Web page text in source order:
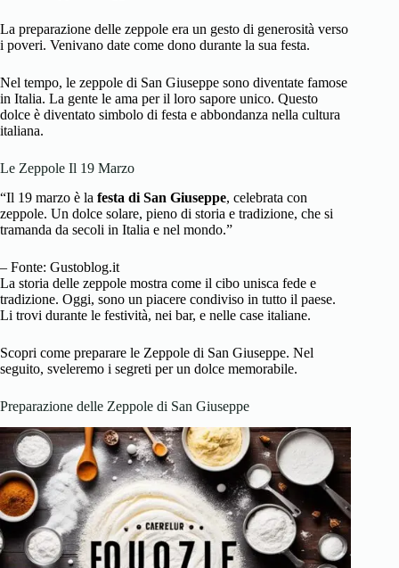
La preparazione delle zeppole era un gesto di generosità verso
i poveri. Venivano date come dono durante la sua festa.
Nel tempo, le zeppole di San Giuseppe sono diventate famose
in Italia. La gente le ama per il loro sapore unico. Questo
dolce è diventato simbolo di festa e abbondanza nella cultura
italiana.
Le Zeppole Il 19 Marzo
“Il 19 marzo è la festa di San Giuseppe, celebrata con
zeppole. Un dolce solare, pieno di storia e tradizione, che si
tramanda da secoli in Italia e nel mondo.”
– Fonte: Gustoblog.it
La storia delle zeppole mostra come il cibo unisca fede e
tradizione. Oggi, sono un piacere condiviso in tutto il paese.
Li trovi durante le festività, nei bar, e nelle case italiane.
Scopri come preparare le Zeppole di San Giuseppe. Nel
seguito, sveleremo i segreti per un dolce memorabile.
Preparazione delle Zeppole di San Giuseppe